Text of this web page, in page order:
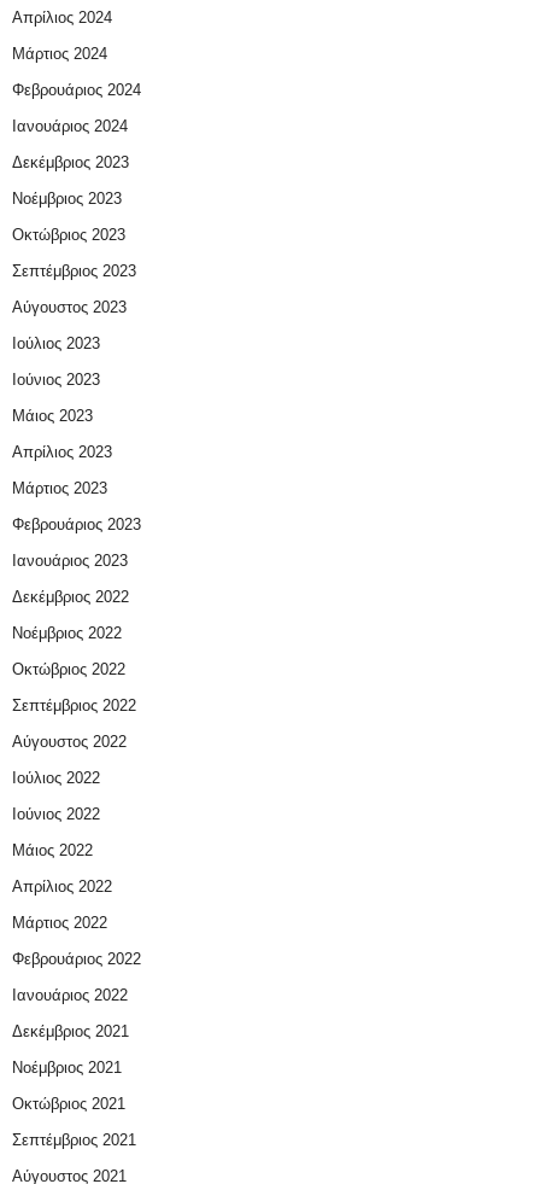
Απρίλιος 2024
Μάρτιος 2024
Φεβρουάριος 2024
Ιανουάριος 2024
Δεκέμβριος 2023
Νοέμβριος 2023
Οκτώβριος 2023
Σεπτέμβριος 2023
Αύγουστος 2023
Ιούλιος 2023
Ιούνιος 2023
Μάιος 2023
Απρίλιος 2023
Μάρτιος 2023
Φεβρουάριος 2023
Ιανουάριος 2023
Δεκέμβριος 2022
Νοέμβριος 2022
Οκτώβριος 2022
Σεπτέμβριος 2022
Αύγουστος 2022
Ιούλιος 2022
Ιούνιος 2022
Μάιος 2022
Απρίλιος 2022
Μάρτιος 2022
Φεβρουάριος 2022
Ιανουάριος 2022
Δεκέμβριος 2021
Νοέμβριος 2021
Οκτώβριος 2021
Σεπτέμβριος 2021
Αύγουστος 2021